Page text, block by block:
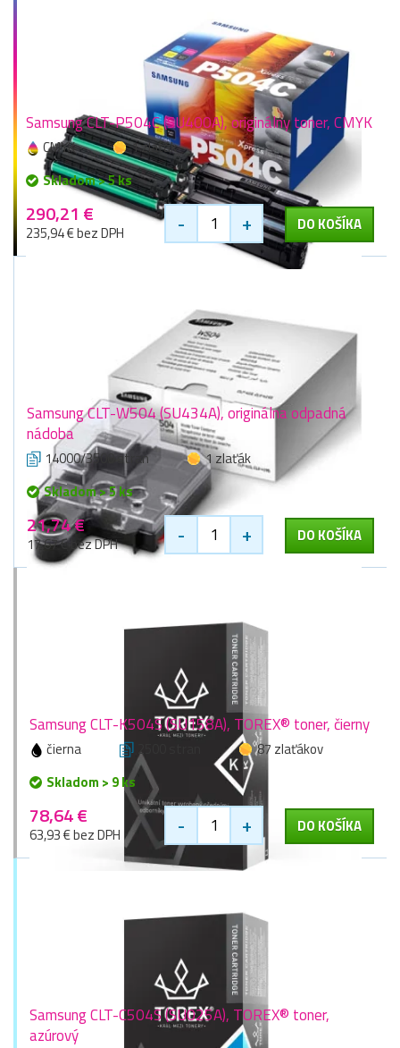
Samsung CLT-P504C (SU400A), originálny toner, CMYK
CMYK
1 zlaťák
Skladom > 5 ks
290,21 €
235,94 € bez DPH - + DO KOŠÍKA
Samsung CLT-W504 (SU434A), originálna odpadná
nádoba
14000/3500 stran
1 zlaťák
Skladom > 5 ks
21,74 €
17,67 € bez DPH - + DO KOŠÍKA
Samsung CLT-K504S (SU158A), TOREX® toner, čierny
čierna 2500 stran
87 zlaťákov
Skladom > 9 ks
78,64 €
63,93 € bez DPH - + DO KOŠÍKA
Samsung CLT-C504S (SU025A), TOREX® toner,
azúrový